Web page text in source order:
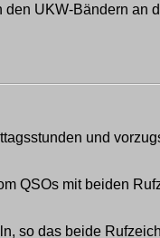
UKW-Bändern an
und
QSOs mit beiden
so das beide